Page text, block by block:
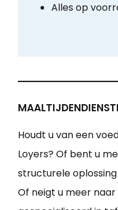
Alles op
Houdt u van een
Loyers? Of bent u
structurele
Of neigt u meer